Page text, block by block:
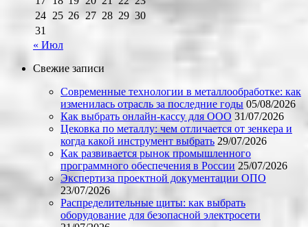
24 25 26 27 28 29 30
31
« Июл
Свежие записи
Современные технологии в металлообработке: как
изменилась отрасль за последние годы 05/08/2026
Как выбрать онлайн-кассу для ООО 31/07/2026
Цековка по металлу: чем отличается от зенкера и
когда какой инструмент выбрать 29/07/2026
Как развивается рынок промышленного
программного обеспечения в России 25/07/2026
Экспертиза проектной документации ОПО
23/07/2026
Распределительные щиты: как выбрать
оборудование для безопасной электросети